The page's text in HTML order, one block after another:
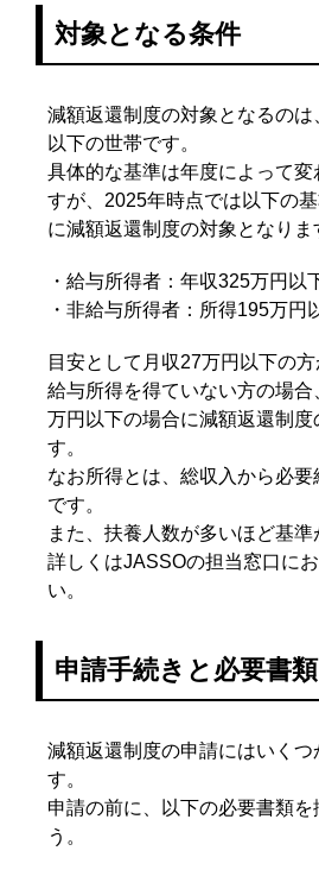
対象となる条件
減額返還制度の対象となるの
以下の世帯です。
具体的な基準は年度によって変
すが、2025年時点では以下の
に減額返還制度の対象となりま
・給与所得者：年収325万円以
・非給与所得者：所得195万円
目安として月収27万円以下の方
給与所得を得ていない方の場
万円以下の場合に減額返還制度
す。
なお所得とは、総収入から必
です。
また、扶養人数が多いほど基準
詳しくはJASSOの担当窓口に
い。
申請手続きと必要書類
減額返還制度の申請にはいく
す。
申請の前に、以下の必要書類を
う。